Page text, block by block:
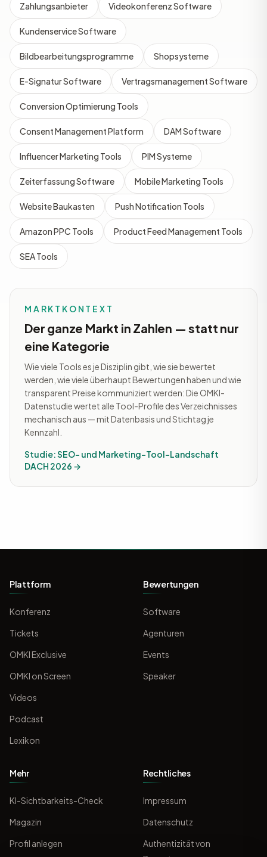
Zahlungsanbieter Videokonferenz Software
Kundenservice Software
Bildbearbeitungsprogramme Shopsysteme
E-Signatur Software Vertragsmanagement Software
Conversion Optimierung Tools
Consent Management Platform DAM Software
Influencer Marketing Tools PIM Systeme
Zeiterfassung Software Mobile Marketing Tools
Website Baukasten Push Notification Tools
Amazon PPC Tools Product Feed Management Tools
SEA Tools
MARKTKONTEXT
Der ganze Markt in Zahlen — statt nur
eine Kategorie
Wie viele Tools es je Disziplin gibt, wie sie bewertet
werden, wie viele überhaupt Bewertungen haben und wie
transparent Preise kommuniziert werden: Die OMKI-
Datenstudie wertet alle Tool-Profile des Verzeichnisses
mechanisch aus — mit Datenbasis und Stichtag je
Kennzahl.
Studie: SEO- und Marketing-Tool-Landschaft
DACH 2026 →
Plattform
Konferenz
Tickets
OMKI Exclusive
OMKI on Screen
Videos
Podcast
Lexikon
Bewertungen
Software
Agenturen
Events
Speaker
Mehr
KI-Sichtbarkeits-Check
Magazin
Profil anlegen
Rechtliches
Impressum
Datenschutz
Authentizität von